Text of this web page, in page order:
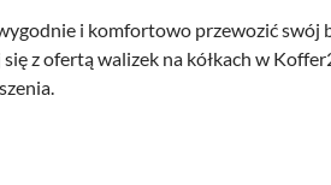
i komfortowo przewozić swój
z ofertą walizek na kółkach w